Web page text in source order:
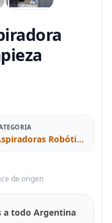
Aspiradoras Robóticas
de origen
a todo Argentina